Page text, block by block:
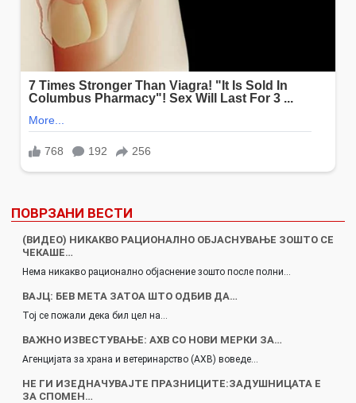
ПОВРЗАНИ ВЕСТИ
(ВИДЕО) НИКАКВО РАЦИОНАЛНО ОБЈАСНУВАЊЕ ЗОШТО СЕ
ЧЕКАШЕ…
Нема никакво рационално објаснение зошто после полни…
ВАЈЦ: БЕВ МЕТА ЗАТОА ШТО ОДБИВ ДА…
Тој се пожали дека бил цел на…
ВАЖНО ИЗВЕСТУВАЊЕ: АХВ СО НОВИ МЕРКИ ЗА…
Агенцијата за храна и ветеринарство (АХВ) воведе…
НЕ ГИ ИЗЕДНАЧУВАЈТЕ ПРАЗНИЦИТЕ:ЗАДУШНИЦАТА Е
ЗА СПОМЕН…